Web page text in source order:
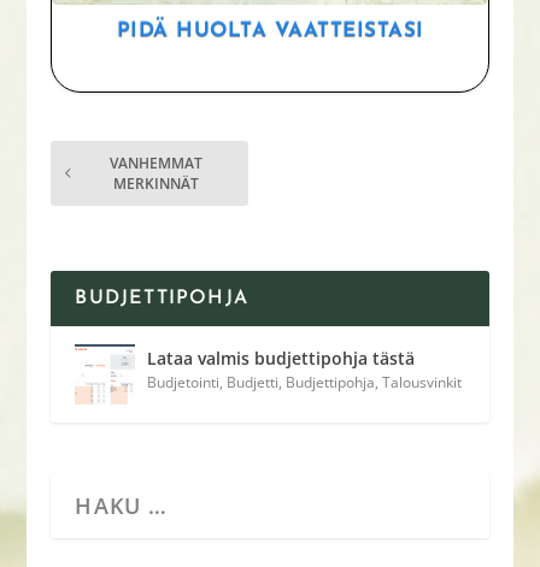
PIDÄ HUOLTA VAATTEISTASI
VANHEMMAT
MERKINNÄT
BUDJETTIPOHJA
Lataa valmis budjettipohja tästä
Budjetointi, Budjetti, Budjettipohja,Talousvinkit